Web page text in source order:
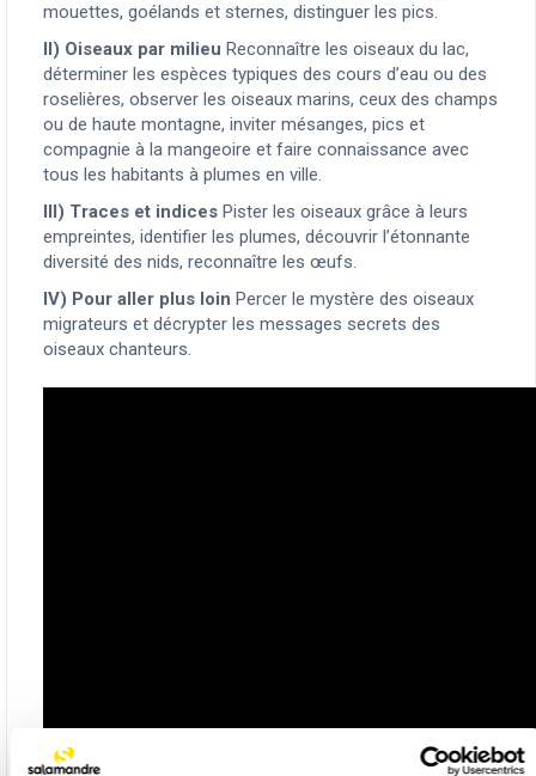
mouettes, goélands et sternes, distinguer les pics.
II) Oiseaux par milieu Reconnaître les oiseaux du lac,
déterminer les espèces typiques des cours d’eau ou des
roselières, observer les oiseaux marins, ceux des champs
ou de haute montagne, inviter mésanges, pics et
compagnie à la mangeoire et faire connaissance avec
tous les habitants à plumes en ville.
III) Traces et indices Pister les oiseaux grâce à leurs
empreintes, identifier les plumes, découvrir l’étonnante
diversité des nids, reconnaître les œufs.
IV) Pour aller plus loin Percer le mystère des oiseaux
migrateurs et décrypter les messages secrets des
oiseaux chanteurs.